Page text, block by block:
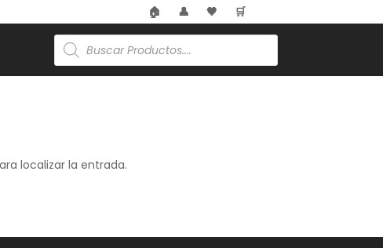
🏠 👤 🖤 🛒
Búsqueda
de
productos
localizar la entrada.